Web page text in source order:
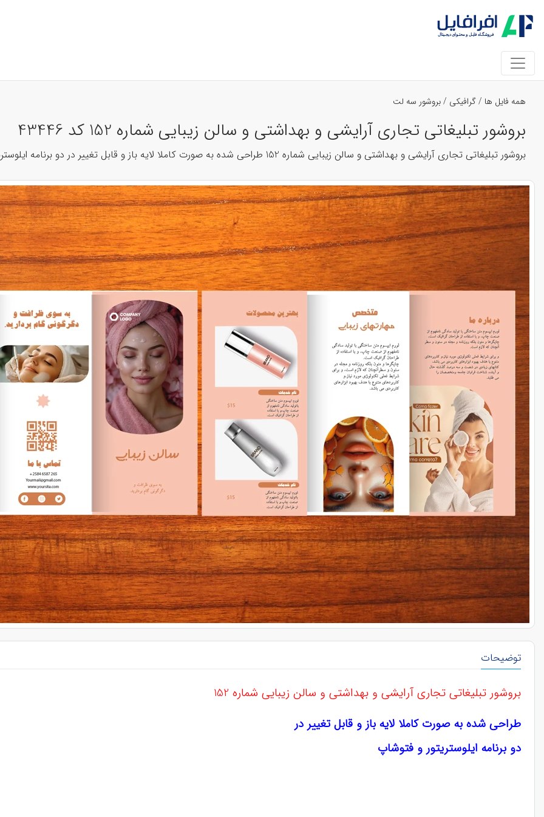
همه فایل ها /گرافیکی /بروشور سه لت
بروشور تبلیغاتی تجاری آرایشی و بهداشتی و سالن زیبایی شماره 152 کد 43446
بروشور تبلیغاتی تجاری آرایشی و بهداشتی و سالن زیبایی شماره 152 طراحی شده به صورت کاملا لایه باز و قابل تغییر در دو برنامه ایلوستریتور و
توضیحات
بروشور تبلیغاتی تجاری آرایشی و بهداشتی و سالن زیبایی شماره 152
طراحی شده به صورت کاملا لایه باز و قابل تغییر در
دو برنامه ایلوستریتور و فتوشاپ